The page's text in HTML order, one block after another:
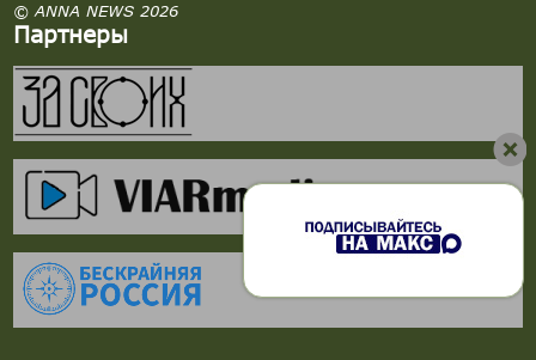
© ANNA NEWS 2026
Партнеры